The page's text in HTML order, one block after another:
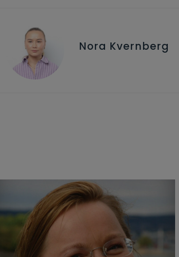
Nora Kvernberg